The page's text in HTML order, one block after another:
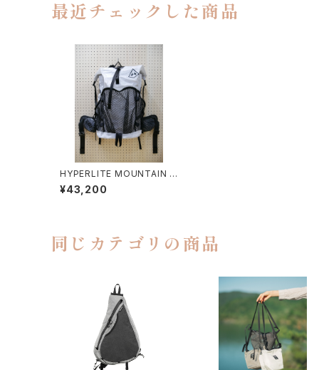
最近チェックした商品
HYPERLITE MOUNTAIN G
EAR / 2400 WINDRIDER
¥43,200
同じカテゴリの商品